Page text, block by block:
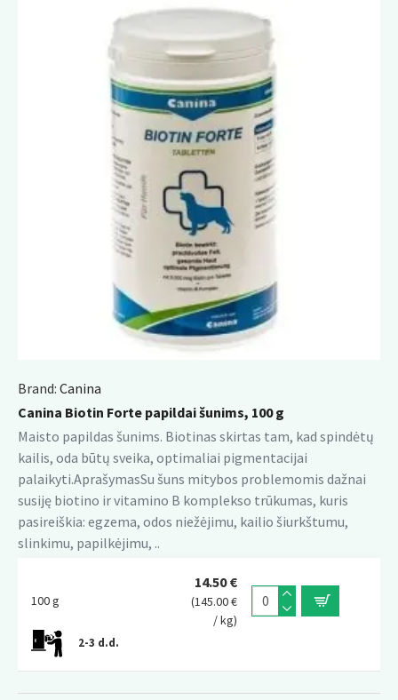
Brand: Canina
Canina Biotin Forte papildai šunims, 100 g
Maisto papildas šunims. Biotinas skirtas tam, kad spindėtų
kailis, oda būtų sveika, optimaliai pigmentacijai
palaikyti.AprašymasSu šuns mitybos problemomis dažnai
susiję biotino ir vitamino B komplekso trūkumas, kuris
pasireiškia: egzema, odos niežėjimu, kailio šiurkštumu,
slinkimu, papilkėjimu, ..
100 g
2-3 d.d.
14.50 €
(145.00 €
/ kg)